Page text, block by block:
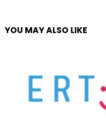
YOU MAY ALSO LIKE